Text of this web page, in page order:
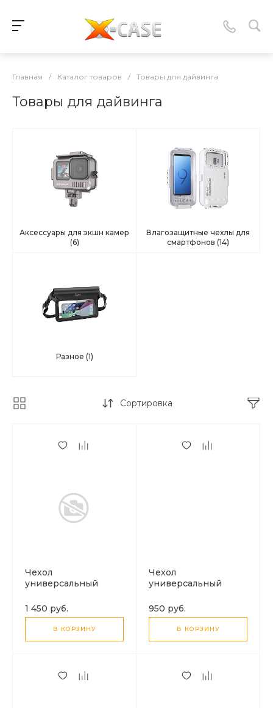
Главная / Каталог товаров / Товары для дайвинга
Товары для дайвинга
Аксессуары для экшн камер
(6)
Влагозащитные чехлы для
смартфонов (14)
Разное (1)
Сортировка
Чехол
универсальный
HX54, HOCO,
совместимость: 7,2
дюйма
1 450 руб.
В КОРЗИНУ
Чехол
универсальный
HX53, HOCO,
совместимость: 7,2
дюйма
950 руб.
В КОРЗИНУ